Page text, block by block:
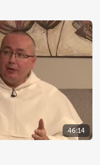
46:14